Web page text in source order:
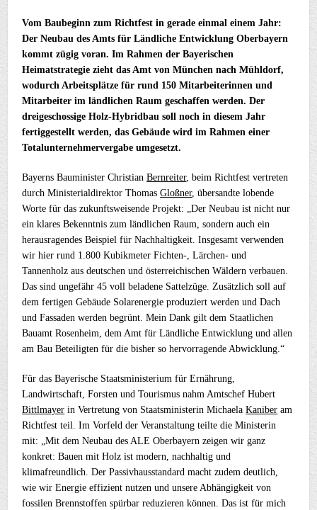
Vom Baubeginn zum Richtfest in gerade einmal einem Jahr:
Der Neubau des Amts für Ländliche Entwicklung Oberbayern
kommt zügig voran. Im Rahmen der Bayerischen
Heimatstrategie zieht das Amt von München nach Mühldorf,
wodurch Arbeitsplätze für rund 150 Mitarbeiterinnen und
Mitarbeiter im ländlichen Raum geschaffen werden. Der
dreigeschossige Holz-Hybridbau soll noch in diesem Jahr
fertiggestellt werden, das Gebäude wird im Rahmen einer
Totalunternehmervergabe umgesetzt.
Bayerns Bauminister ChristianBernreiter, beim Richtfest vertreten
durch Ministerialdirektor ThomasGloßner, übersandte lobende
Worte für das zukunftsweisende Projekt: „Der Neubau ist nicht nur
ein klares Bekenntnis zum ländlichen Raum, sondern auch ein
herausragendes Beispiel für Nachhaltigkeit. Insgesamt verwenden
wir hier rund 1.800 Kubikmeter Fichten-, Lärchen- und
Tannenholz aus deutschen und österreichischen Wäldern verbauen.
Das sind ungefähr 45 voll beladene Sattelzüge. Zusätzlich soll auf
dem fertigen Gebäude Solarenergie produziert werden und Dach
und Fassaden werden begrünt. Mein Dank gilt dem Staatlichen
Bauamt Rosenheim, dem Amt für Ländliche Entwicklung und allen
am Bau Beteiligten für die bisher so hervorragende Abwicklung.“
Für das Bayerische Staatsministerium für Ernährung,
Landwirtschaft, Forsten und Tourismus nahm Amtschef Hubert
Bittlmayer in Vertretung von Staatsministerin MichaelaKaniber am
Richtfest teil. Im Vorfeld der Veranstaltung teilte die Ministerin
mit: „Mit dem Neubau des ALE Oberbayern zeigen wir ganz
konkret: Bauen mit Holz ist modern, nachhaltig und
klimafreundlich. Der Passivhausstandard macht zudem deutlich,
wie wir Energie effizient nutzen und unsere Abhängigkeit von
fossilen Brennstoffen spürbar reduzieren können. Das ist für mich